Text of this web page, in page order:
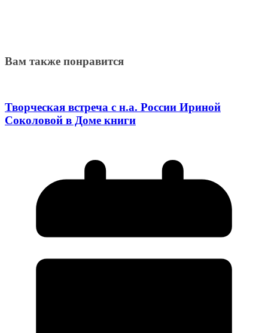
Вам также понравится
Творческая встреча с н.а. России Ириной
Соколовой в Доме книги